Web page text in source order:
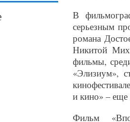
В
серьезным
романа
Никитой
фильмы,
«Элизиум»,
и кино» – еще
Фильм